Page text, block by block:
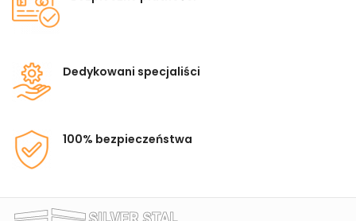
Dedykowani specjaliści
100% bezpieczeństwa